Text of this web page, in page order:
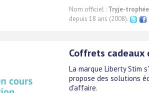
Nom officiel : Tryje-trophée
depuis 18 ans (2008).
Coffrets cadeaux
La marque Liberty Stim
propose des solutions
d'affaire.